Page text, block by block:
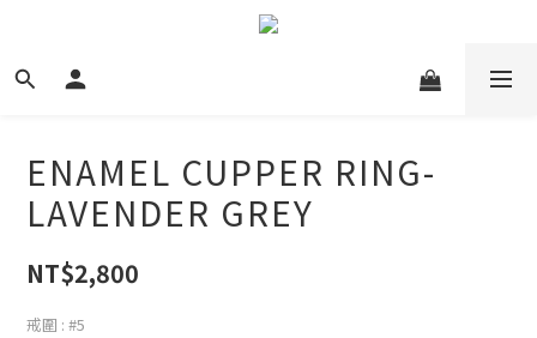
ENAMEL CUPPER RING-
LAVENDER GREY
NT$2,800
戒圍 : #5